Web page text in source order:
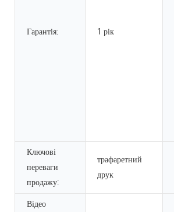
Гарантія: 1 рік
Ключові
переваги
продажу:
трафаретний
друк
Відео